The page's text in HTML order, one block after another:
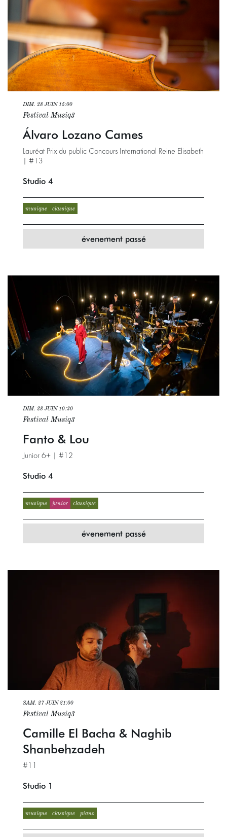
Álvaro Lozano Cames
Lauréat Prix du public Concours International Reine Elisabeth
| #13
Festival Musiq3
DIM. 28 JUIN 15:00
Studio 4
musique classique
évenement passé
Fanto & Lou
Junior 6+ | #12
Festival Musiq3
DIM. 28 JUIN 10:30
Studio 4
musique junior classique
évenement passé
Camille El Bacha & Naghib
Shanbehzadeh
#11
Festival Musiq3
SAM. 27 JUIN 21:00
Studio 1
musique classique piano